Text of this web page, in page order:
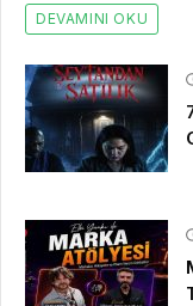
DEVAMINI OKU